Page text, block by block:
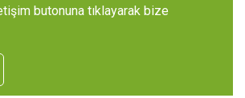
butonuna tıklayarak bize